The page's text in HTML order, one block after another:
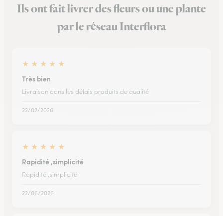
Ils ont fait livrer des fleurs ou une plante
par le réseau Interflora
★ ★ ★ ★ ★
Très bien
Livraison dans les délais produits de qualité
22/02/2026
★ ★ ★ ★ ★
Rapidité ,simplicité
Rapidité ,simplicité
22/06/2026